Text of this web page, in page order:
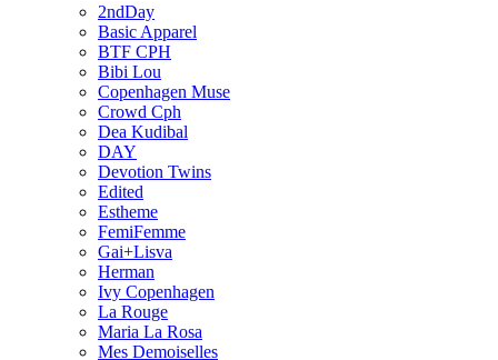
2ndDay
Basic Apparel
BTF CPH
Bibi Lou
Copenhagen Muse
Crowd Cph
Dea Kudibal
DAY
Devotion Twins
Edited
Estheme
FemiFemme
Gai+Lisva
Herman
Ivy Copenhagen
La Rouge
Maria La Rosa
Mes Demoiselles